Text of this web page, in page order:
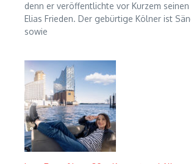
denn er veröffentlichte vor Kurzem
Elias Frieden. Der gebürtige Kölner ist
sowie